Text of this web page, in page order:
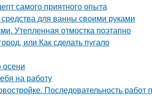
самого приятного опыта
для ванны своими руками
Утепленная отмостка поэтапно
или Как сделать пугало
осени
на работу
Последовательность работ